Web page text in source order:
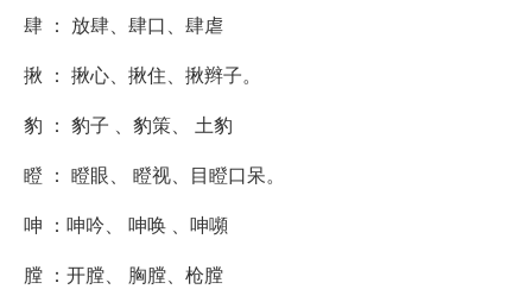
肆 ： 放肆、肆口、肆虐
揪 ： 揪心、揪住、揪辫子。
豹 ： 豹子 、豹策、 土豹
瞪 ： 瞪眼、 瞪视、目瞪口呆。
呻 ：呻吟、 呻唤 、呻嚬
膛 ：开膛、 胸膛、枪膛